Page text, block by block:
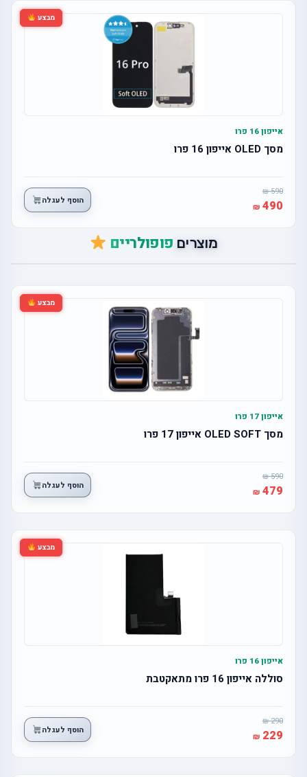
מבצע
אייפון 16 פרו
מסך OLED אייפון 16 פרו
590
490 הוסף לעגלה
מוצרים פופולריים
מבצע
אייפון 17 פרו
מסך OLED SOFT אייפון 17 פרו
590
479 הוסף לעגלה
מבצע
אייפון 16 פרו
סוללה אייפון 16 פרו מתאקטבת
290
229 הוסף לעגלה